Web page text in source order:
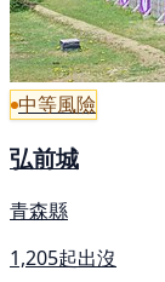
中等風險
弘前城
青森縣
1,205起出沒